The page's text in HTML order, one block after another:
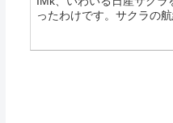
ったわけです。サクラの
ということですが、私の
4km程度の通勤が主なの